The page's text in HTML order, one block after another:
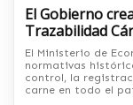
El Gobierno
Trazabilidad
El Ministerio de
normativas
control, la
carne en todo el